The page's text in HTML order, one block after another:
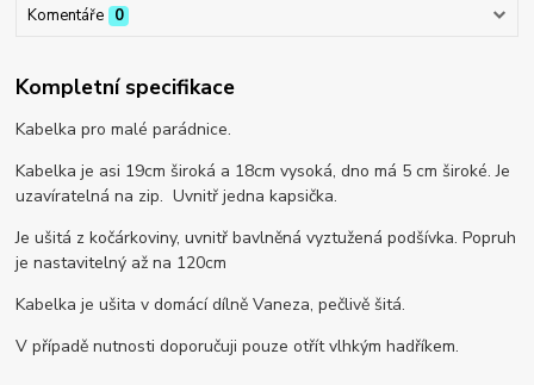
Komentáře 0
Kompletní specifikace
Kabelka pro malé parádnice.
Kabelka je asi 19cm široká a 18cm vysoká, dno má 5 cm široké. Je
uzavíratelná na zip. Uvnitř jedna kapsička.
Je ušitá z kočárkoviny, uvnitř bavlněná vyztužená podšívka. Popruh
je nastavitelný až na 120cm
Kabelka je ušita v domácí dílně Vaneza, pečlivě šitá.
V případě nutnosti doporučuji pouze otřít vlhkým hadříkem.